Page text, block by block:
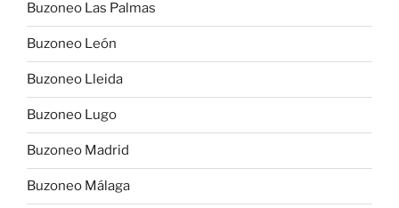
Buzoneo Las Palmas
Buzoneo León
Buzoneo Lleida
Buzoneo Lugo
Buzoneo Madrid
Buzoneo Málaga